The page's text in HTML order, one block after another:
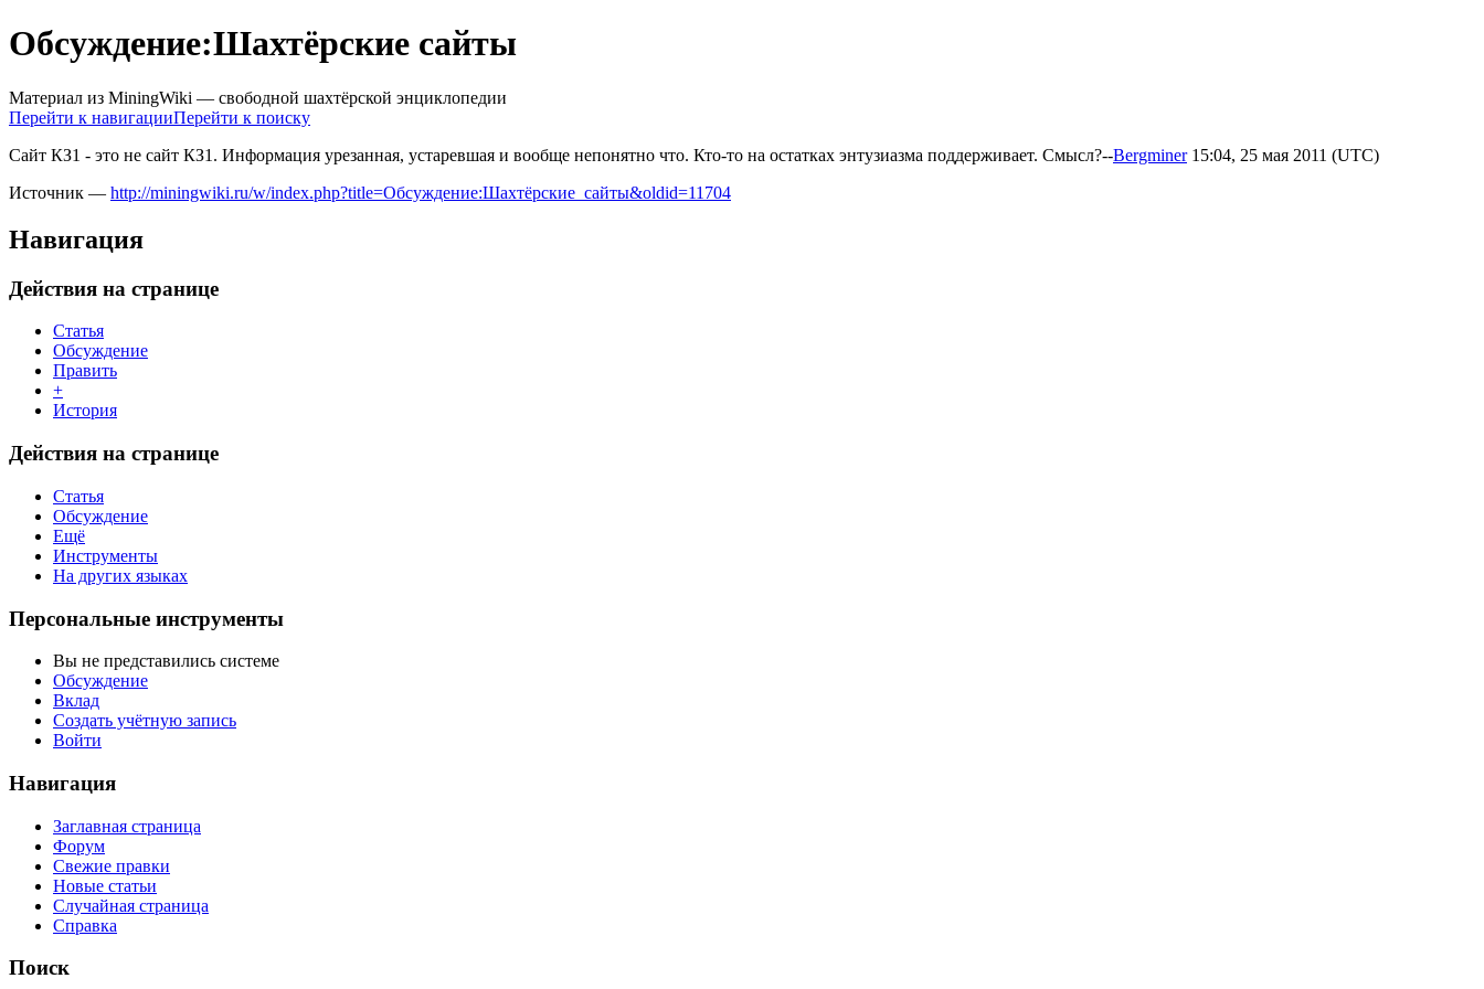
Обсуждение:Шахтёрские сайты
Материал из MiningWiki — свободной шахтёрской энциклопедии
Перейти к навигацииПерейти к поиску
Сайт КЗ1 - это не сайт КЗ1. Информация урезанная, устаревшая и вообще непонятно что. Кто-то на остатках энтузиазма поддерживает. Смысл?--Bergminer15:04, 25 мая 2011 (UTC)
Источник — http://miningwiki.ru/w/index.php?title=Обсуждение:Шахтёрские_сайты&oldid=11704
Навигация
Действия на странице
Статья
Обсуждение
Править
+
История
Действия на странице
Статья
Обсуждение
Ещё
Инструменты
На других языках
Персональные инструменты
Вы не представились системе
Обсуждение
Вклад
Создать учётную запись
Войти
Навигация
Заглавная страница
Форум
Свежие правки
Новые статьи
Случайная страница
Справка
Поиск